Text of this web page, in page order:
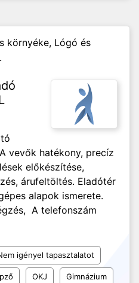
környéke, Lógó és
vevők hatékony, precíz
előkészítése,
árufeltöltés. Eladótér
alapok ismerete.
A telefonszám
igényel tapasztalatot
OKJ Gimnázium